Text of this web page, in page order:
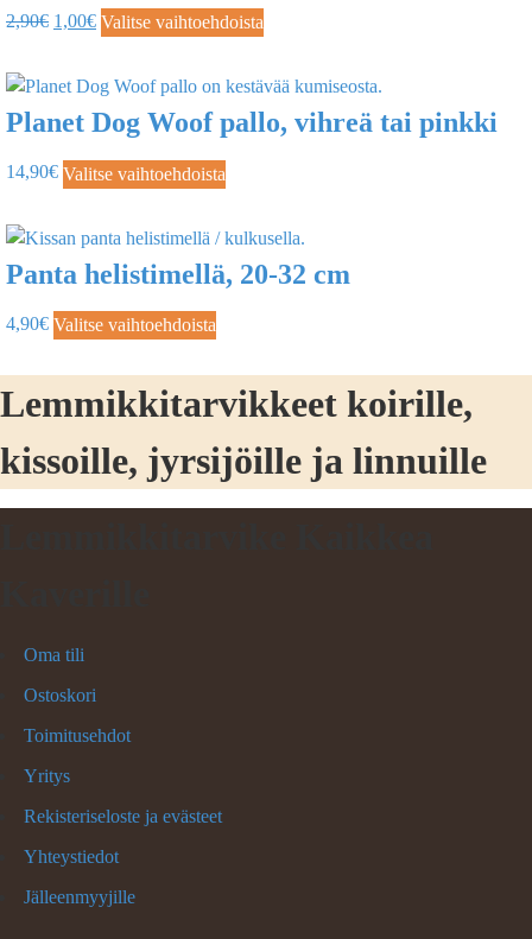
2,90€ 1,00€ Valitse vaihtoehdoista
Planet Dog Woof pallo, vihreä tai pinkki
14,90€ Valitse vaihtoehdoista
Panta helistimellä, 20-32 cm
4,90€ Valitse vaihtoehdoista
Lemmikkitarvikkeet koirille,
kissoille, jyrsijöille ja linnuille
Oma tili
Ostoskori
Toimitusehdot
Yritys
Rekisteriseloste ja evästeet
Yhteystiedot
Jälleenmyyjille